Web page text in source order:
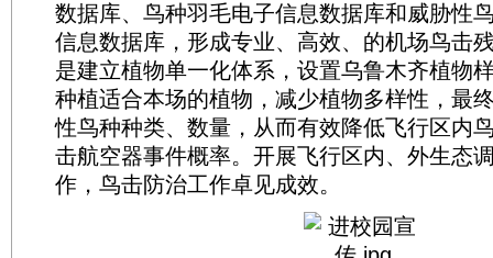
数据库、鸟种羽毛电子信息数据库和威胁性
信息数据库，形成专业、高效、的机场鸟击
是建立植物单一化体系，设置乌鲁木齐植物
种植适合本场的植物，减少植物多样性，最
性鸟种种类、数量，从而有效降低飞行区内
击航空器事件概率。开展飞行区内、外生态
作，鸟击防治工作卓见成效。